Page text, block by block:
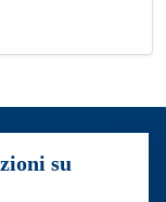
su